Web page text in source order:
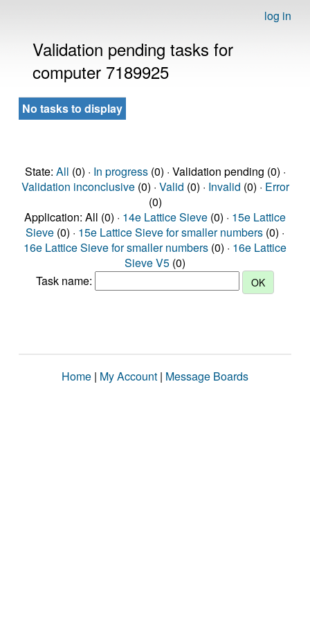
log in
Validation pending tasks for
computer 7189925
No tasks to display
State: All (0) · In progress(0) · Validation pending (0) ·
Validation inconclusive(0) · Valid (0) · Invalid (0) · Error
(0)
Application: All (0) · 14e Lattice Sieve (0) · 15e Lattice
Sieve (0) · 15e Lattice Sieve for smaller numbers (0) ·
16e Lattice Sieve for smaller numbers (0) · 16e Lattice
Sieve V5 (0)
Task name:
Home | My Account | Message Boards